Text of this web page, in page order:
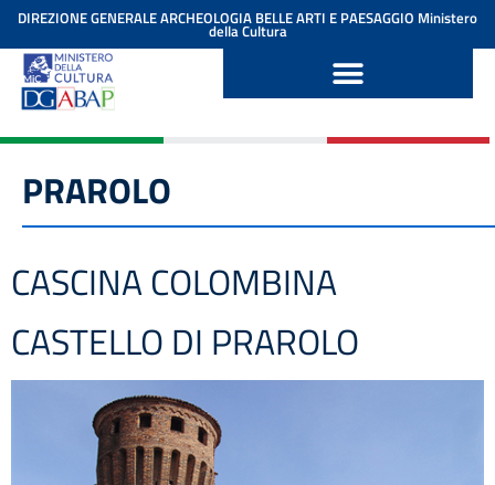
contenuto
DIREZIONE GENERALE ARCHEOLOGIA BELLE ARTI E PAESAGGIO Ministero
della Cultura
PRAROLO
CASCINA COLOMBINA
CASTELLO DI PRAROLO